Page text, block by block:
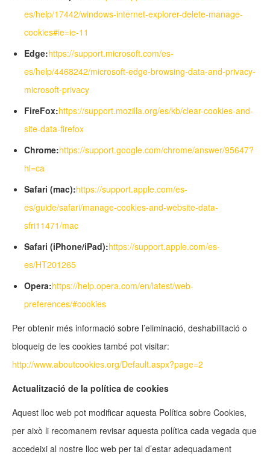
es/help/17442/windows-internet-explorer-delete-manage-
cookies#ie=ie-11
Edge:https://support.microsoft.com/es-
es/help/4468242/microsoft-edge-browsing-data-and-privacy-
microsoft-privacy
FireFox:https://support.mozilla.org/es/kb/clear-cookies-and-
site-data-firefox
Chrome:https://support.google.com/chrome/answer/95647?
hl=ca
Safari (mac):https://support.apple.com/es-
es/guide/safari/manage-cookies-and-website-data-
sfri11471/mac
Safari (iPhone/iPad):https://support.apple.com/es-
es/HT201265
Opera:https://help.opera.com/en/latest/web-
preferences/#cookies
Per obtenir més informació sobre l’eliminació, deshabilitació o
bloqueig de les cookies també pot visitar:
http://www.aboutcookies.org/Default.aspx?page=2
Actualització de la política de cookies
Aquest lloc web pot modificar aquesta Política sobre Cookies,
per això li recomanem revisar aquesta política cada vegada que
accedeixi al nostre lloc web per tal d’estar adequadament